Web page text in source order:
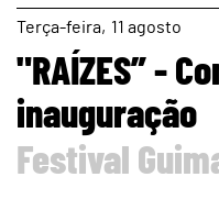
page
11 agosto
Terça
"RAÍZES” -
inauguração
Festival